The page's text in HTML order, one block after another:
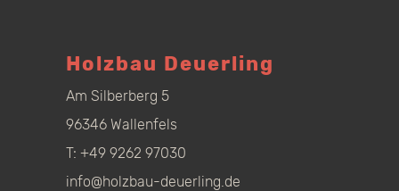
Holzbau Deuerling
Am Silberberg 5
96346 Wallenfels
T: +49 9262 97030
info@holzbau-deuerling.de